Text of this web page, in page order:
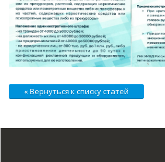
« Вернуться к списку статей